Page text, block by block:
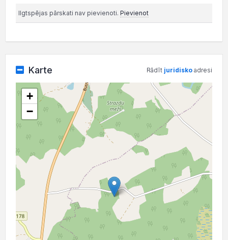
Ilgtspējas pārskati nav pievienoti. Pievienot
Karte Rādīt juridisko adresi
+
−